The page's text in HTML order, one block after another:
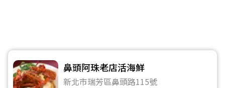
鼻頭阿珠老店活海鮮
新北市瑞芳區鼻頭路115號